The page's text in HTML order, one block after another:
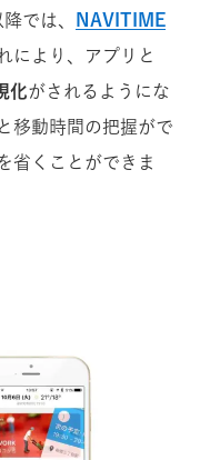
では、
NAVITIME
により、アプリと
化がされるようにな
移動時間の把握がで
省くことができま